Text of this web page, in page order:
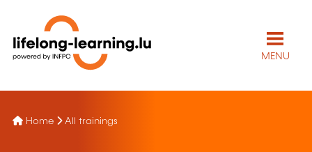
MENU
Home All trainings